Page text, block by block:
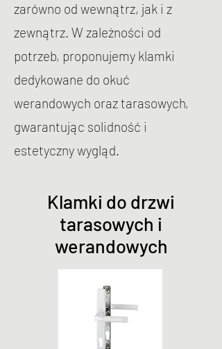
zarówno od wewnątrz, jak i z
zewnątrz. W zależności od
potrzeb, proponujemy klamki
dedykowane do okuć
werandowych oraz tarasowych,
gwarantując solidność i
estetyczny wygląd.
Klamki do drzwi
tarasowych i
werandowych